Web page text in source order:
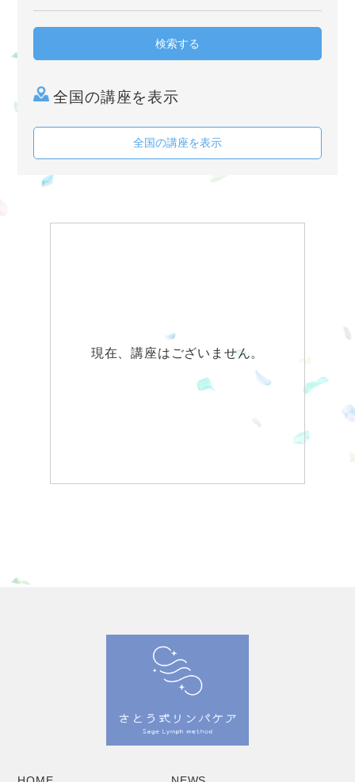
検索する
全国の講座を表示
全国の講座を表示
現在、講座はございません。